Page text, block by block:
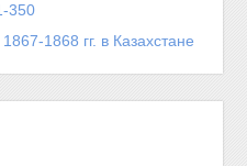
350
1868 гг. в Казахстане